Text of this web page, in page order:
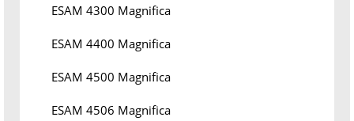
ESAM 4300 Magnifica
ESAM 4400 Magnifica
ESAM 4500 Magnifica
ESAM 4506 Magnifica